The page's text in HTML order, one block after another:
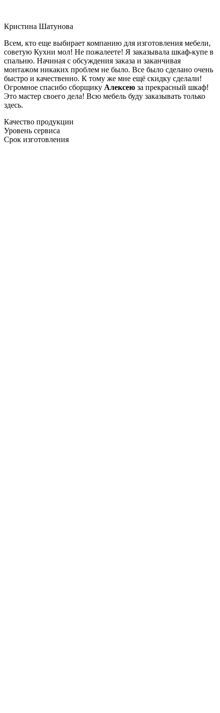
Кристина Шатунова
Всем, кто еще выбирает компанию для изготовления мебели,
советую Кухни мол! Не пожалеете! Я заказывала шкаф-купе в
спальню. Начиная с обсуждения заказа и заканчивая
монтажом никаких проблем не было. Все было сделано очень
быстро и качественно. К тому же мне ещё скидку сделали!
Огромное спасибо сборщику Алексею за прекрасный шкаф!
Это мастер своего дела! Всю мебель буду заказывать только
здесь.
Качество продукции
Уровень сервиса
Срок изготовления